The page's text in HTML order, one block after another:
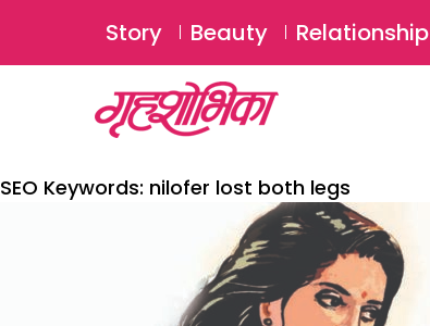
Story Beauty Relationship
SEO Keywords: nilofer lost both legs